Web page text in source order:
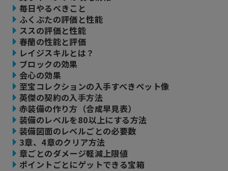
毎日やるべきこと
ふくぶたの評価と性能
ススの評価と性能
春蘭の性能と評価
レイジスキルとは？
ブロックの効果
会心の効果
至宝コレクションの入手すべきペット像
英傑の契約の入手方法
赤装備の作り方（合成早見表）
装備のレベルを80以上にする方法
装備図面のレベルごとの必要数
3章、4章のクリア方法
章ごとのダメージ軽減上限値
ポイントごとにゲットできる宝箱